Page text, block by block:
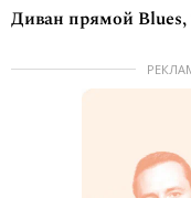
Диван прямой Blues,